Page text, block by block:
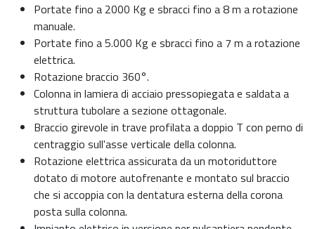
Portate fino a 2000 Kg e sbracci fino a 8 m a rotazione
manuale.
Portate fino a 5.000 Kg e sbracci fino a 7 m a rotazione
elettrica.
Rotazione braccio 360°.
Colonna in lamiera di acciaio pressopiegata e saldata a
struttura tubolare a sezione ottagonale.
Braccio girevole in trave profilata a doppio T con perno di
centraggio sull'asse verticale della colonna.
Rotazione elettrica assicurata da un motoriduttore
dotato di motore autofrenante e montato sul braccio
che si accoppia con la dentatura esterna della corona
posta sulla colonna.